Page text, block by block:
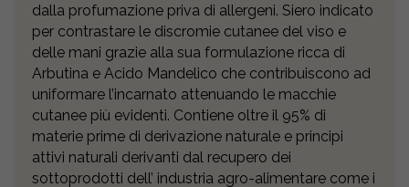
dalla profumazione priva di allergeni. Siero indicato
per contrastare le discromie cutanee del viso e
delle mani grazie alla sua formulazione ricca di
Arbutina e Acido Mandelico che contribuiscono ad
uniformare l’incarnato attenuando le macchie
cutanee più evidenti. Contiene oltre il 95% di
materie prime di derivazione naturale e principi
attivi naturali derivanti dal recupero dei
sottoprodotti dell’ industria agro-alimentare come i